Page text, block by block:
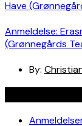
Anmeldelse:
(Grønnegårds
By: